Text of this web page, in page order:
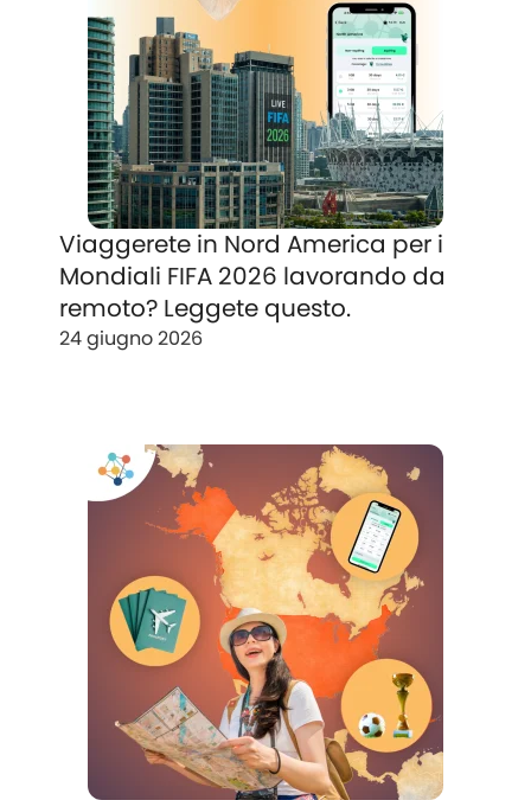
Viaggerete in Nord America per i
Mondiali FIFA 2026 lavorando da
remoto? Leggete questo.
24 giugno 2026